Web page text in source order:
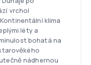
vrchol
klima
léty a
bohatá na
nádhernou